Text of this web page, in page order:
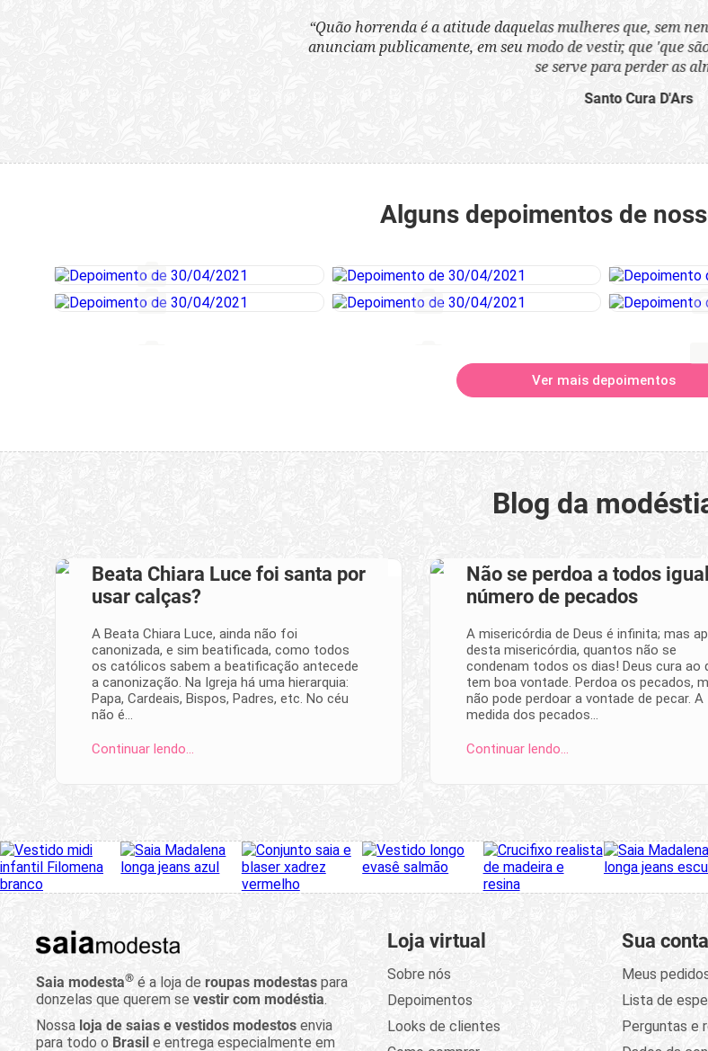
“Quão horrenda é a atitude daquelas mulheres que, sem
anunciam publicamente, em seu modo de vestir, que 'que são
se serve para perder as
Santo Cura D'Ars
Alguns depoimentos de
Ver mais depoimentos
Blog da
Beata Chiara Luce foi santa por
usar calças?
A Beata Chiara Luce, ainda não foi
canonizada, e sim beatificada, como todos
os católicos sabem a beatificação antecede
a canonização. Na Igreja há uma hierarquia:
Papa, Cardeais, Bispos, Padres, etc. No céu
não é…
Continuar lendo…
Não se perdoa a todos igual
número de pecados
A misericórdia de Deus é infinita; mas
desta misericórdia, quantos não se
condenam todos os dias! Deus cura ao
tem boa vontade. Perdoa os pecados,
não pode perdoar a vontade de pecar. A
medida dos pecados…
Continuar lendo…
Saia modesta® é a loja de roupas modestas para
donzelas que querem se vestir com modéstia.
Nossa loja de saias e vestidos modestos envia
para todo o Brasil e entrega especialmente em
Loja virtual
Sobre nós
Depoimentos
Looks de clientes
Sua conta
Meus
Lista de
Perguntas e